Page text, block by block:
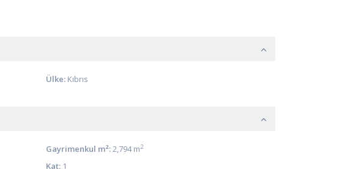
Ülke: Kıbrıs
Gayrimenkul m²:2,794 m2
Kat: 1